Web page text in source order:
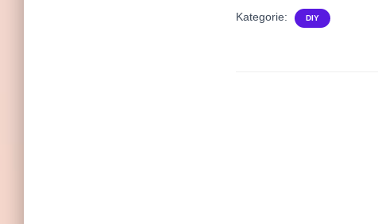
Kategorie: DIY